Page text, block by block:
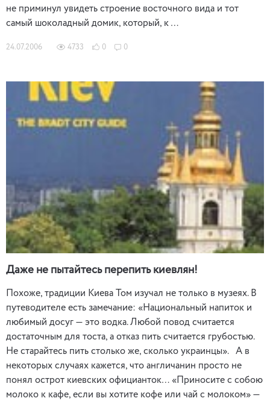
не приминул увидеть строение восточного вида и тот
самый шоколадный домик, который, к …
24.07.2006 4733 0 0
Даже не пытайтесь перепить киевлян!
Похоже, традиции Киева Том изучал не только в музеях. В
путеводителе есть замечание: «Национальный напиток и
любимый досуг — это водка. Любой повод считается
достаточным для тоста, а отказ пить считается грубостью.
Не старайтесь пить столько же, сколько украинцы». А в
некоторых случаях кажется, что англичанин просто не
понял острот киевских официанток… «Приносите с собою
молоко к кафе, если вы хотите кофе или чай с молоком» —